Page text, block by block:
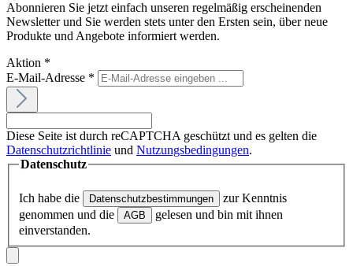
Abonnieren Sie jetzt einfach unseren regelmäßig erscheinenden
Newsletter und Sie werden stets unter den Ersten sein, über neue
Produkte und Angebote informiert werden.
Aktion *
E-Mail-Adresse *
Diese Seite ist durch reCAPTCHA geschützt und es gelten die
Datenschutzrichtlinie und Nutzungsbedingungen.
Datenschutz
Ich habe die Datenschutzbestimmungen
zur Kenntnis
genommen und die
AGB
gelesen und bin mit ihnen
einverstanden.